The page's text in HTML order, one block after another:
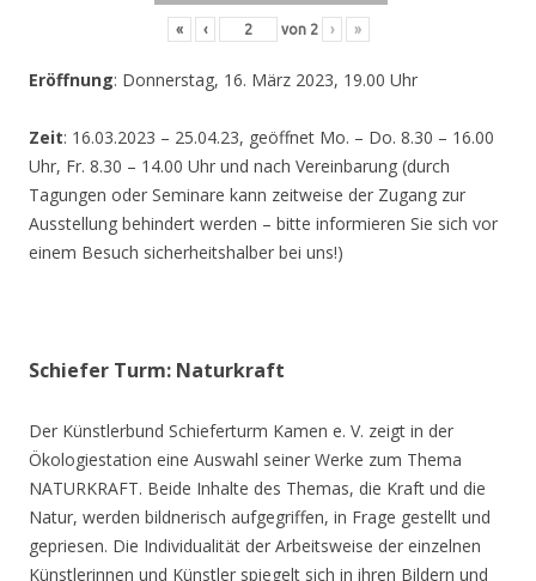
« ‹ von 2 › »
Eröffnung: Donnerstag, 16. März 2023, 19.00 Uhr
Zeit: 16.03.2023 – 25.04.23, geöffnet Mo. – Do. 8.30 – 16.00
Uhr, Fr. 8.30 – 14.00 Uhr und nach Vereinbarung (durch
Tagungen oder Seminare kann zeitweise der Zugang zur
Ausstellung behindert werden – bitte informieren Sie sich vor
einem Besuch sicherheitshalber bei uns!)
Schiefer Turm: Naturkraft
Der Künstlerbund Schieferturm Kamen e. V. zeigt in der
Ökologiestation eine Auswahl seiner Werke zum Thema
NATURKRAFT. Beide Inhalte des Themas, die Kraft und die
Natur, werden bildnerisch aufgegriffen, in Frage gestellt und
gepriesen. Die Individualität der Arbeitsweise der einzelnen
Künstlerinnen und Künstler spiegelt sich in ihren Bildern und